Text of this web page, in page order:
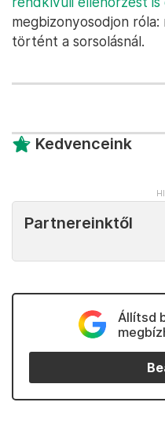
megbizonyosodjon
történt a sorsolásnál.
Kedvenceink
Partnereinktől
Állítsd